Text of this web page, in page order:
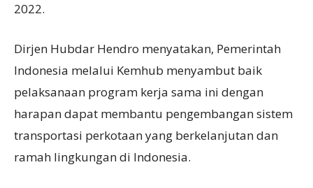
2022.
Dirjen Hubdar Hendro menyatakan, Pemerintah
Indonesia melalui Kemhub menyambut baik
pelaksanaan program kerja sama ini dengan
harapan dapat membantu pengembangan sistem
transportasi perkotaan yang berkelanjutan dan
ramah lingkungan di Indonesia.